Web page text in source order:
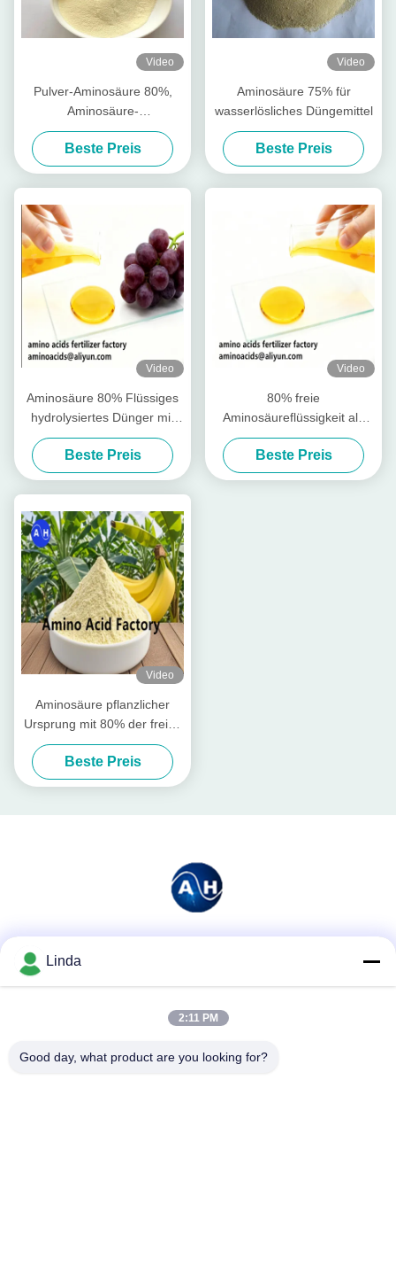
Video
Pulver-Aminosäure 80%,
Aminosäure-
Landwirtschafts-Düngemittel
regen Wurzel-Wachstum an
Beste Preis
Video
Aminosäure 75% für
wasserlösliches Düngemittel
Beste Preis
Video
Aminosäure 80% Flüssiges
hydrolysiertes Dünger mit
freien Aminosäuren ≥ 750 g/l
Gesamtstickstoff ≥ 12,0%
und hoher Löslichkeit für den
ökologischen Landbau
Beste Preis
Video
80% freie
Aminosäureflüssigkeit als
Rohstoff für die Produktion
wasserlöslicher Düngemittel
Beste Preis
Video
Aminosäure pflanzlicher
Ursprung mit 80% der freien
Aminosäuren
Beste Preis
Linda
2:11 PM
Good day, what product are you looking for?